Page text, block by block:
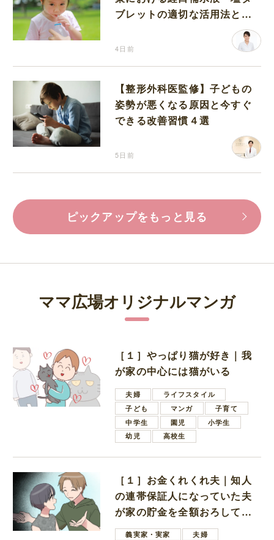
ブレットの適切な活用法と水
4日前
【整形外科医監修】子どもの
姿勢が悪くなる原因と今すぐ
できる改善習慣４選
5日前
ピックアップをもっと見る
ママ広場オリジナルマンガ
［１］やっぱり猫が好き｜我
が家の中心には猫がいる
夫婦
ライフスタイル
子ども
マンガ
子育て
中学生
園児
小学生
幼児
高校生
［１］お金くれくれ夫｜知人
の連帯保証人になっていた夫
が家の貯金を全額おろしてほ
しいと言ってきた
義実家・実家
夫婦